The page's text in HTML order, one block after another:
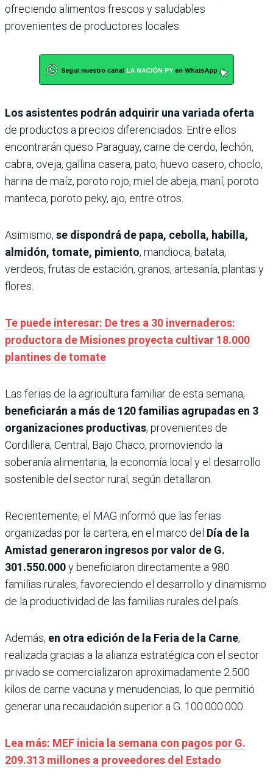
ofreciendo alimentos frescos y saludables
provenientes de productores locales.
Los asistentes podrán adquirir una variada oferta
de productos a precios diferenciados. Entre ellos
encontrarán queso Paraguay, carne de cerdo, lechón,
cabra, oveja, ​gallina casera, pato, huevo casero, choclo,
harina de maíz, poroto rojo, miel de abeja, maní, poroto
manteca, poroto peky, ajo, entre otros.
Asimismo, se dispondrá de papa, cebolla, habilla,
almidón, tomate, pimiento, mandioca, batata,
verdeos, frutas de estación, granos, artesanía, plantas y
flores.
Te puede interesar: De tres a 30 invernaderos:
productora de Misiones proyecta cultivar 18.000
plantines de tomate
Las ferias de la agricultura familiar de esta semana,
beneficiarán a más de 120 familias agrupadas en 3
organizaciones productivas, provenientes de
Cordillera, Central, Bajo Chaco, promoviendo la
soberanía alimentaria, la economía local y el desarrollo
sostenible del sector rural, según detallaron.
Recientemente, el MAG informó que las ferias
organizadas por la cartera, en el marco del Día de la
Amistad generaron ingresos por valor de G.
301.550.000y beneficiaron directamente a 980
familias rurales, favoreciendo el desarrollo y dinamismo
de la productividad de las familias rurales del país.
Además, en otra edición de la Feria de la Carne,
realizada gracias a la alianza estratégica con el sector
privado se comercializaron aproximadamente 2.500
kilos de carne vacuna y menudencias, lo que permitió
generar una recaudación superior a G. 100.000.000.
Lea más: MEF inicia la semana con pagos por G.
209.313 millones a proveedores del Estado